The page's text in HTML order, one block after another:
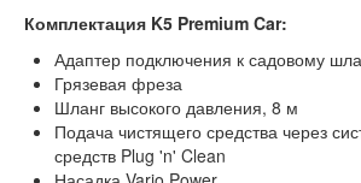
Комплектация K5 Premium Car:
Адаптер подключения к садовому
Грязевая фреза
Шланг высокого давления, 8 м
Подача чистящего средства через
средств Plug 'n' Clean